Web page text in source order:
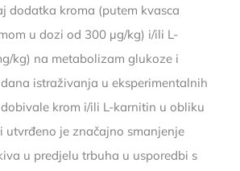
dodatka kroma (putem kvasca
u dozi od 300 µg/kg) i/ili L-
kg) na metabolizam glukoze i
istraživanja u eksperimentalnih
krom i/ili L-karnitin u obliku
utvrđeno je značajno smanjenje
u predjelu trbuha u usporedbi s